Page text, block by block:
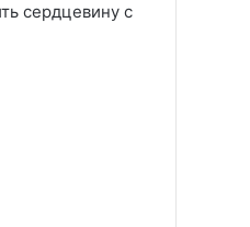
сердцевину с